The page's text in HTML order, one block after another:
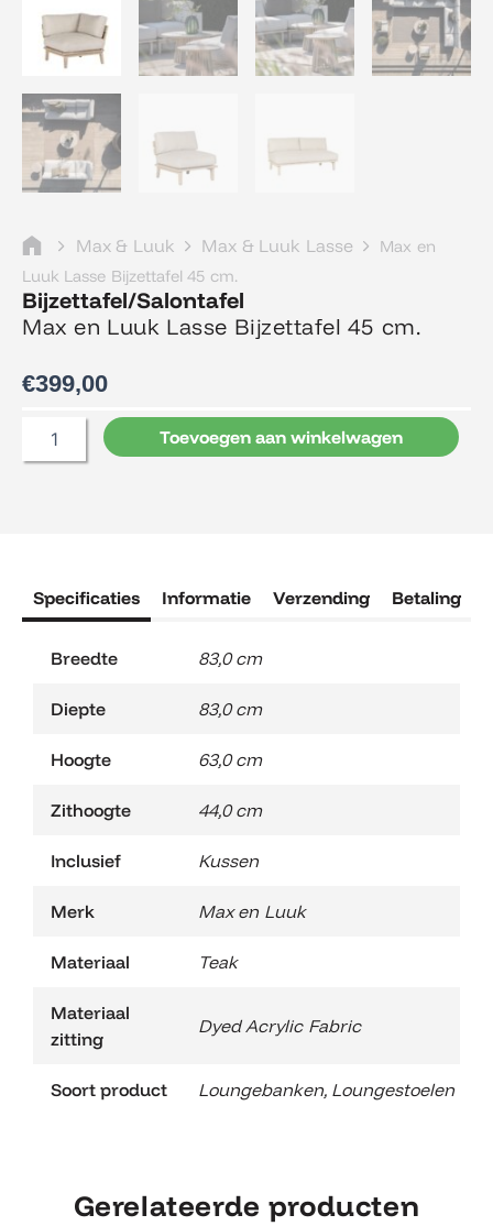
Max & Luuk Max & Luuk Lasse
Max en
Luuk Lasse Bijzettafel 45 cm.
Bijzettafel/Salontafel
Max en Luuk Lasse Bijzettafel 45 cm.
€399,00
Toevoegen aan winkelwagen
Specificaties Informatie Verzending Betaling
Breedte 83,0 cm
Diepte 83,0 cm
Hoogte 63,0 cm
Zithoogte 44,0 cm
Inclusief Kussen
Merk Max en Luuk
Materiaal Teak
Materiaal
zitting
Dyed Acrylic Fabric
Soort product Loungebanken, Loungestoelen
Gerelateerde producten